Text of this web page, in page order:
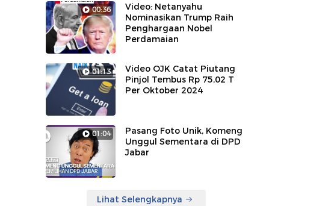
00:36
Video: Netanyahu
Nominasikan Trump Raih
Penghargaan Nobel
Perdamaian
01:13
Video OJK Catat Piutang
Pinjol Tembus Rp 75,02 T
Per Oktober 2024
01:04
Pasang Foto Unik, Komeng
Unggul Sementara di DPD
Jabar
Lihat Selengkapnya